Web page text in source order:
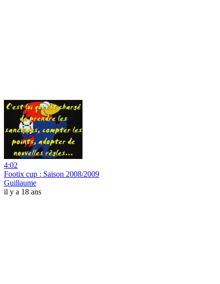
4:02
Footix cup : Saison 2008/2009
Guillaume
il y a 18 ans